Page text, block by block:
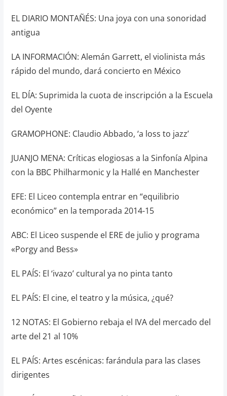
EL DIARIO MONTAÑÉS: Una joya con una sonoridad
antigua
LA INFORMACIÓN: Alemán Garrett, el violinista más
rápido del mundo, dará concierto en México
EL DÍA: Suprimida la cuota de inscripción a la Escuela
del Oyente
GRAMOPHONE: Claudio Abbado, ‘a loss to jazz’
JUANJO MENA: Críticas elogiosas a la Sinfonía Alpina
con la BBC Philharmonic y la Hallé en Manchester
EFE: El Liceo contempla entrar en “equilibrio
económico” en la temporada 2014-15
ABC: El Liceo suspende el ERE de julio y programa
«Porgy and Bess»
EL PAÍS: El ‘ivazo’ cultural ya no pinta tanto
EL PAÍS: El cine, el teatro y la música, ¿qué?
12 NOTAS: El Gobierno rebaja el IVA del mercado del
arte del 21 al 10%
EL PAÍS: Artes escénicas: farándula para las clases
dirigentes